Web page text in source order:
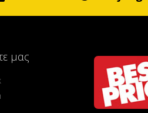
μας